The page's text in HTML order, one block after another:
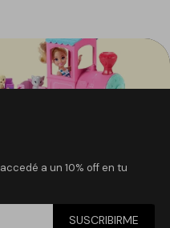
a un 10% off en tu
SUSCRIBIRME